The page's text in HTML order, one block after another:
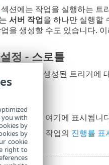
섹션에는 작업을 실행하는 트
서버 작업을 하나만 실행할
을 생성할 수도 있습니다.
정 - 스로틀
을 설정하면 생성된 트리거
든 옵션이 여기에 표시됩니
생성된 각 작업의 진행률 표
you with
by
by
cookie
right to